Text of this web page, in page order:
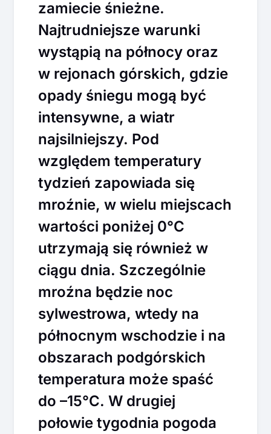
zamiecie śnieżne.
Najtrudniejsze warunki
wystąpią na północy oraz
w rejonach górskich, gdzie
opady śniegu mogą być
intensywne, a wiatr
najsilniejszy. Pod
względem temperatury
tydzień zapowiada się
mroźnie, w wielu miejscach
wartości poniżej 0°C
utrzymają się również w
ciągu dnia. Szczególnie
mroźna będzie noc
sylwestrowa, wtedy na
północnym wschodzie i na
obszarach podgórskich
temperatura może spaść
do –15°C. W drugiej
połowie tygodnia pogoda